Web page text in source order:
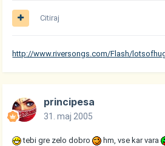
Citiraj
http://www.riversongs.com/Flash/
principesa
31. maj 2005
tebi gre zelo dobro hm, vse kar vara